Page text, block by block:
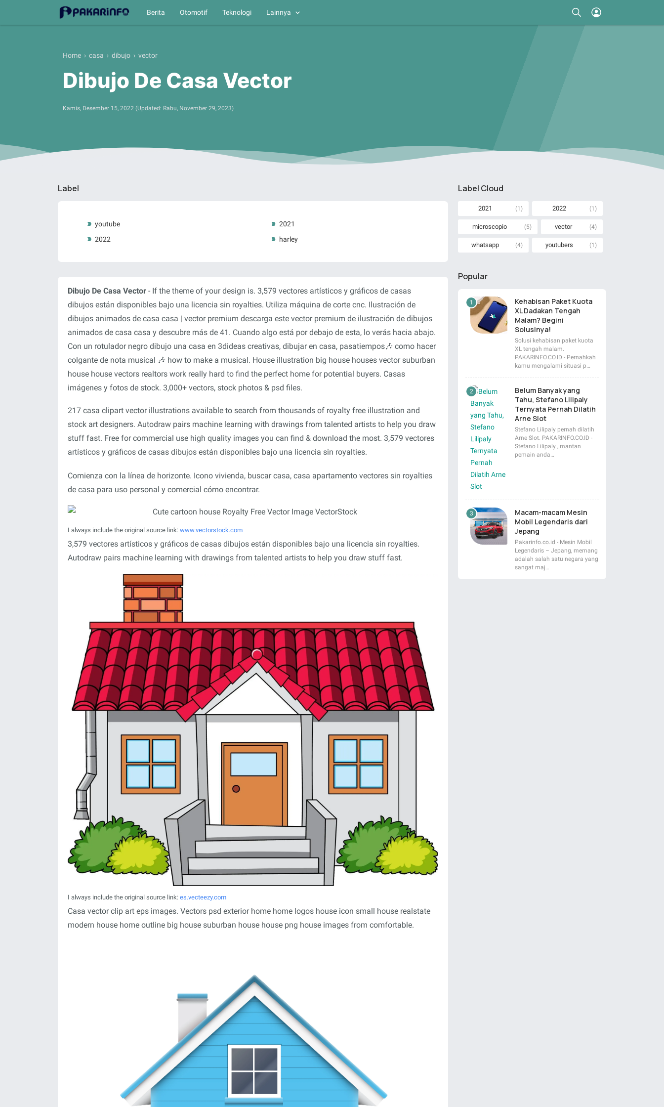
Berita Otomotif Teknologi Lainnya
Label
youtube
2021
2022
harley
Home › casa › dibujo › vector
Dibujo De Casa Vector
Kamis, Desember 15, 2022 (Updated: Rabu, November 29, 2023)
Dibujo De Casa Vector - If the theme of your design is. 3,579 vectores artísticos y gráficos de casas
dibujos están disponibles bajo una licencia sin royalties. Utiliza máquina de corte cnc. Ilustración de
dibujos animados de casa casa | vector premium descarga este vector premium de ilustración de dibujos
animados de casa casa y descubre más de 41. Cuando algo está por debajo de esta, lo verás hacia abajo.
Con un rotulador negro dibujo una casa en 3dideas creativas, dibujar en casa, pasatiempos🎶 como hacer
colgante de nota musical 🎶 how to make a musical. House illustration big house houses vector suburban
house house vectors realtors work really hard to find the perfect home for potential buyers. Casas
imágenes y fotos de stock. 3,000+ vectors, stock photos & psd files.
217 casa clipart vector illustrations available to search from thousands of royalty free illustration and
stock art designers. Autodraw pairs machine learning with drawings from talented artists to help you draw
stuff fast. Free for commercial use high quality images you can find & download the most. 3,579 vectores
artísticos y gráficos de casas dibujos están disponibles bajo una licencia sin royalties.
Comienza con la línea de horizonte. Icono vivienda, buscar casa, casa apartamento vectores sin royalties
de casa para uso personal y comercial cómo encontrar.
I always include the original source link: www.vectorstock.com
3,579 vectores artísticos y gráficos de casas dibujos están disponibles bajo una licencia sin royalties.
Autodraw pairs machine learning with drawings from talented artists to help you draw stuff fast.
I always include the original source link: es.vecteezy.com
Casa vector clip art eps images. Vectors psd exterior home home logos house icon small house realstate
modern house home outline big house suburban house house png house images from comfortable.
Label Cloud
2021 (1) 2022 (1)
microscopio (5) vector (4)
whatsapp (4) youtubers (1)
Popular
Kehabisan Paket Kuota
XL Dadakan Tengah
Malam? Begini
Solusinya!
Solusi kehabisan paket kuota
XL tengah malam.
PAKARINFO.CO.ID - Pernahkah
kamu mengalami situasi p…
Belum Banyak yang
Tahu, Stefano Lilipaly
Ternyata Pernah Dilatih
Arne Slot
Stefano Lilipaly pernah dilatih
Arne Slot. PAKARINFO.CO.ID -
Stefano Lilipaly , mantan
pemain anda…
Macam-macam Mesin
Mobil Legendaris dari
Jepang
Pakarinfo.co.id - Mesin Mobil
Legendaris – Jepang, memang
adalah salah satu negara yang
sangat maj…